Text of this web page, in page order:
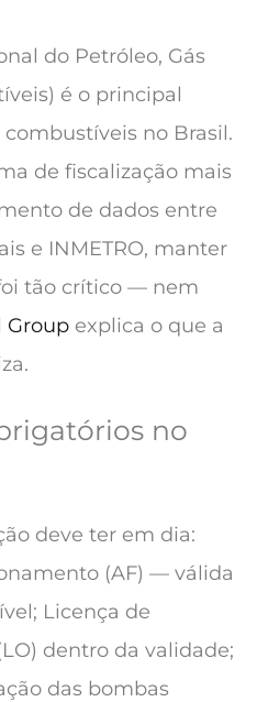
do Petróleo, Gás
é o principal
no Brasil.
de fiscalização mais
de dados entre
e INMETRO, manter
tão crítico — nem
Group explica o que a
no
deve ter em dia:
(AF) — válida
Licença de
dentro da validade;
das bombas